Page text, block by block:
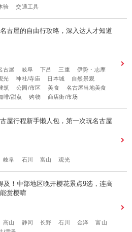
验 交通工具
古屋的自由行攻略，深入达人才知道
古屋 岐阜 下吕 三重
伊势・志摩
光 神社/寺庙 日本城
自然景观
筑
公园/市区 美食
名古屋当地美食
啡/甜点 购物 商店街/市场
屋行程新手懒人包，第一次玩名古屋
岐阜 石川 富山 观光
及！中部地区晚开樱花景点9选，连高
赏樱唷
高山 静冈 长野 石川 金泽
富山